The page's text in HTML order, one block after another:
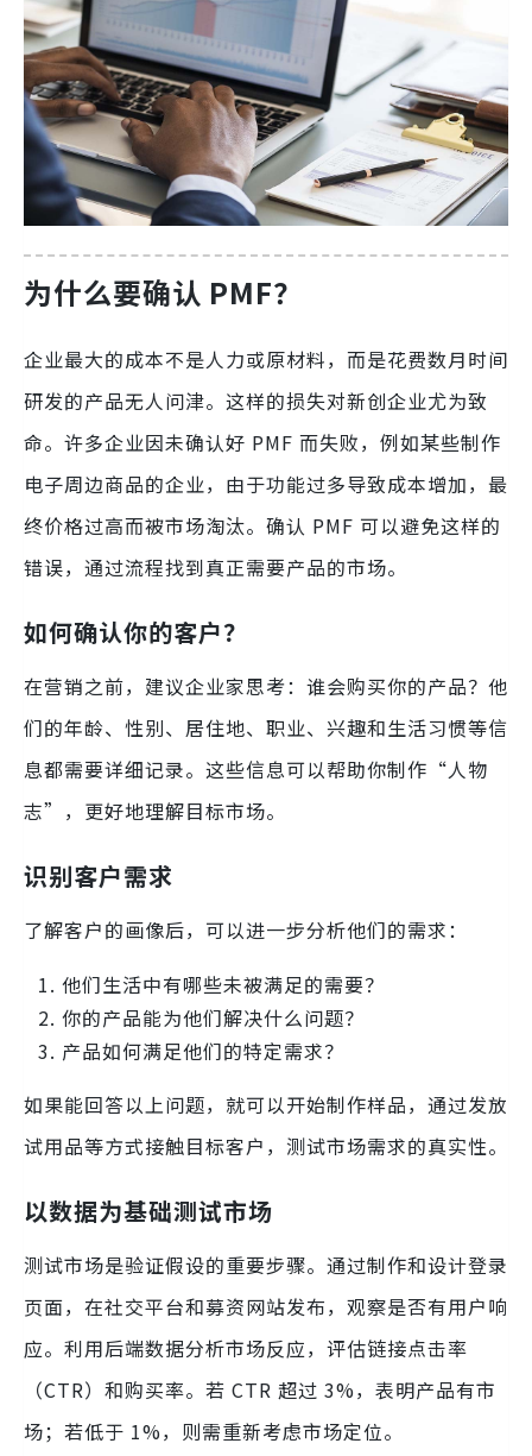
为什么要确认 PMF？
企业最大的成本不是人力或原材料，而是花费数月时间
研发的产品无人问津。这样的损失对新创企业尤为致
命。许多企业因未确认好 PMF 而失败，例如某些制作
电子周边商品的企业，由于功能过多导致成本增加，最
终价格过高而被市场淘汰。确认 PMF 可以避免这样的
错误，通过流程找到真正需要产品的市场。
如何确认你的客户？
在营销之前，建议企业家思考：谁会购买你的产品？他
们的年龄、性别、居住地、职业、兴趣和生活习惯等信
息都需要详细记录。这些信息可以帮助你制作“人物
志”，更好地理解目标市场。
识别客户需求
了解客户的画像后，可以进一步分析他们的需求：
他们生活中有哪些未被满足的需要？
你的产品能为他们解决什么问题？
产品如何满足他们的特定需求？
如果能回答以上问题，就可以开始制作样品，通过发放
试用品等方式接触目标客户，测试市场需求的真实性。
以数据为基础测试市场
测试市场是验证假设的重要步骤。通过制作和设计登录
页面，在社交平台和募资网站发布，观察是否有用户响
应。利用后端数据分析市场反应，评估链接点击率
（CTR）和购买率。若 CTR 超过 3%，表明产品有市
场；若低于 1%，则需重新考虑市场定位。